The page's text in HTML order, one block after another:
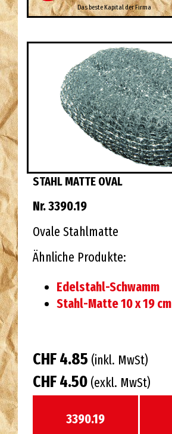
Das beste Kapital der Firma
STAHL MATTE OVAL
Nr. 3390.19
Ovale Stahlmatte
Ähnliche Produkte:
Edelstahl-Schwamm
Stahl-Matte 10 x 19 cm
CHF 4.85 (inkl. MwSt)
CHF 4.50 (exkl. MwSt)
3390.19